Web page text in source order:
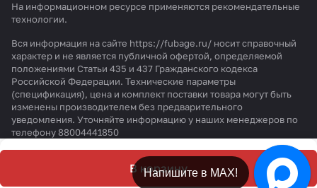
В корзину
На информационном ресурсе применяются рекомендательные
технологии.
Вся информация на сайте https://fubage.ru/ носит справочный
характер и не является публичной офертой, определяемой
положениями Статьи 435 и 437 Гражданского кодекса
Российской Федерации. Технические параметры
(спецификация), цена и комплект поставки товара могут быть
изменены производителем без предварительного
уведомления. Уточняйте информацию у наших менеджеров по
телефону 88004441850
Напишите в МАХ!